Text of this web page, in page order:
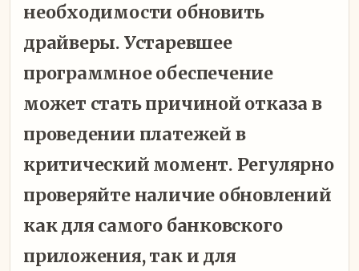
необходимости обновить
драйверы. Устаревшее
программное обеспечение
может стать причиной отказа в
проведении платежей в
критический момент. Регулярно
проверяйте наличие обновлений
как для самого банковского
приложения, так и для